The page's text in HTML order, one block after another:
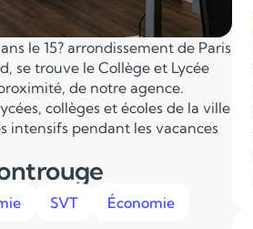
le 15? arrondissement de Paris
se trouve le Collège et Lycée
de notre agence.
collèges et écoles de la ville
intensifs pendant les vacances
SVT Économie